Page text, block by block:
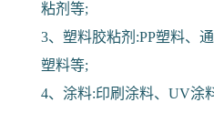
粘剂等;
3、塑料胶粘剂:PP塑料、
塑料等;
4、涂料:印刷涂料、UV涂